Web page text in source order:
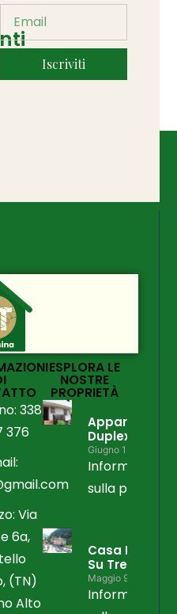
Iscriviti
338
376
Via
6a,
(TN)
Alto
ESPLORA LE
NOSTRE
PROPRIETÀ
Duplex
Giugno 15, 2026
Informazioni
sulla
Casa Libera
Su Tre Lati
Maggio 9, 2026
Informazioni